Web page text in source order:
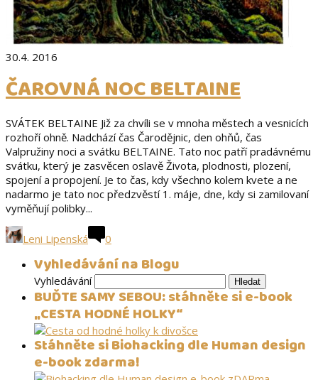
30.4. 2016
ČAROVNÁ NOC BELTAINE
SVÁTEK BELTAINE Již za chvíli se v mnoha městech a vesnicích
rozhoří ohně. Nadchází čas Čarodějnic, den ohňů, čas
Valpružiny noci a svátku BELTAINE. Tato noc patří pradávnému
svátku, který je zasvěcen oslavě Života, plodnosti, plození,
spojení a propojení. Je to čas, kdy všechno kolem kvete a ne
nadarmo je tato noc předzvěstí 1. máje, dne, kdy si zamilovaní
vyměňují polibky...
Leni Lipenská 0
Vyhledávání na Blogu
Vyhledávání
BUĎTE SAMY SEBOU: stáhněte si e-book
„CESTA HODNÉ HOLKY“
Stáhněte si Biohacking dle Human design
e-book zdarma!